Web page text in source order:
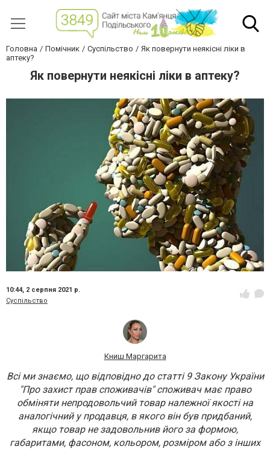
Головна Помічник Суспільство
Як повернути неякісні ліки в
аптеку?
Як повернути неякісні ліки в аптеку?
10:44, 2 серпня 2021 р.
Суспільство
Книш Маргарита
Всі ми знаємо, що відповідно до статті 9 Закону України
"Про захист прав споживачів" споживач має право
обміняти непродовольчий товар належної якості на
аналогічний у продавця, в якого він був придбаний,
якщо товар не задовольнив його за формою,
габаритами, фасоном, кольором, розміром або з інших